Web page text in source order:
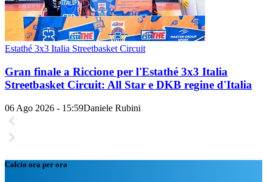
Estathé 3x3 Italia Streetbasket Circuit
Gran finale a Riccione per l'Estathé 3x3 Italia
Streetbasket Circuit: All Star e DKB regine d'Italia
06 Ago 2026 - 15:59Daniele Rubini
Calcio ora per ora